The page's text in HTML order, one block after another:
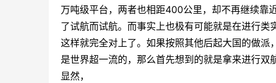
万吨级平台，两者也相距400公里，却不再继续靠
了试航而试航。而事实上也极有可能就是在进行类
这样就完全对上了。如果按照其他后起大国的做
是世界超一流的，那么首先想到的就是拿来进行
显然，